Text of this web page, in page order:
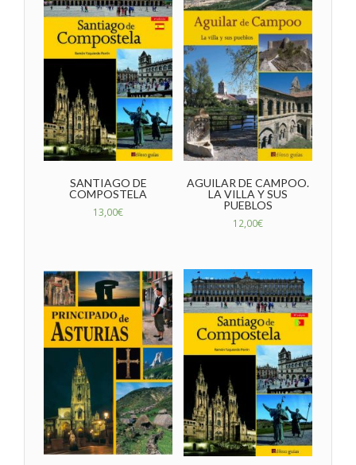
SANTIAGO DE
COMPOSTELA
13,00€
AGUILAR DE CAMPOO.
LA VILLA Y SUS
PUEBLOS
12,00€